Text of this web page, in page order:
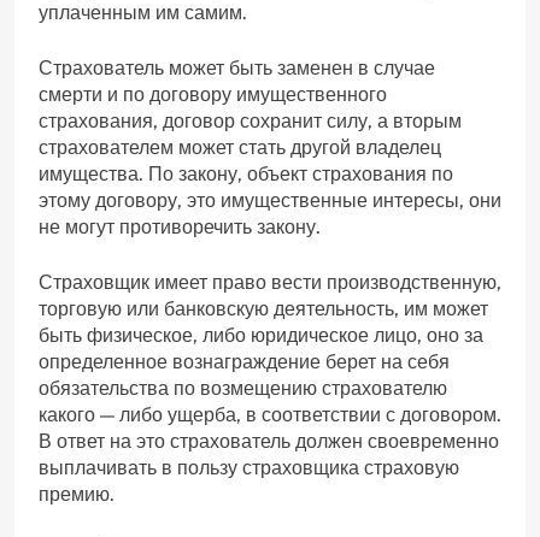
уплаченным им самим.
Страхователь может быть заменен в случае
смерти и по договору имущественного
страхования, договор сохранит силу, а вторым
страхователем может стать другой владелец
имущества. По закону, объект страхования по
этому договору, это имущественные интересы, они
не могут противоречить закону.
Страховщик имеет право вести производственную,
торговую или банковскую деятельность, им может
быть физическое, либо юридическое лицо, оно за
определенное вознаграждение берет на себя
обязательства по возмещению страхователю
какого — либо ущерба, в соответствии с договором.
В ответ на это страхователь должен своевременно
выплачивать в пользу страховщика страховую
премию.